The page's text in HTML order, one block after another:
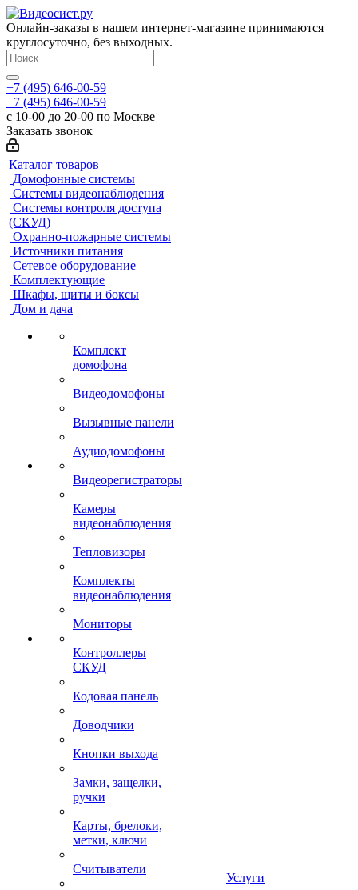
Онлайн-заказы в нашем интернет-магазине принимаются
круглосуточно, без выходных.
+7 (495) 646-00-59
+7 (495) 646-00-59
с 10-00 до 20-00 по Москве
Заказать звонок
Каталог товаров
Домофонные системы
Системы видеонаблюдения
Системы контроля доступа
(СКУД)
Охранно-пожарные системы
Источники питания
Сетевое оборудование
Комплектующие
Шкафы, щиты и боксы
Дом и дача
Комплект
домофона
Видеодомофоны
Вызывные панели
Аудиодомофоны
Видеорегистраторы
Камеры
видеонаблюдения
Тепловизоры
Комплекты
видеонаблюдения
Мониторы
Контроллеры
СКУД
Кодовая панель
Доводчики
Кнопки выхода
Замки, защелки,
ручки
Карты, брелоки,
метки, ключи
Считыватели
Услуги